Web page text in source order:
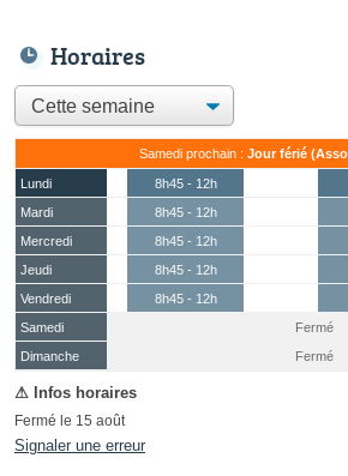
Horaires
Samedi prochain : Jour férié
Lundi 8h45 - 12h
Mardi
8h45 - 12h
Mercredi
8h45 - 12h
Jeudi
8h45 - 12h
Vendredi
8h45 - 12h
Samedi
(15 août)
Fermé
Dimanche
Fermé
Fermé le 15 août
Signaler une erreur